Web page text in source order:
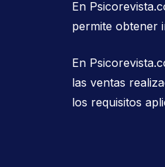
En
permite obtener
En
las ventas
los requisitos